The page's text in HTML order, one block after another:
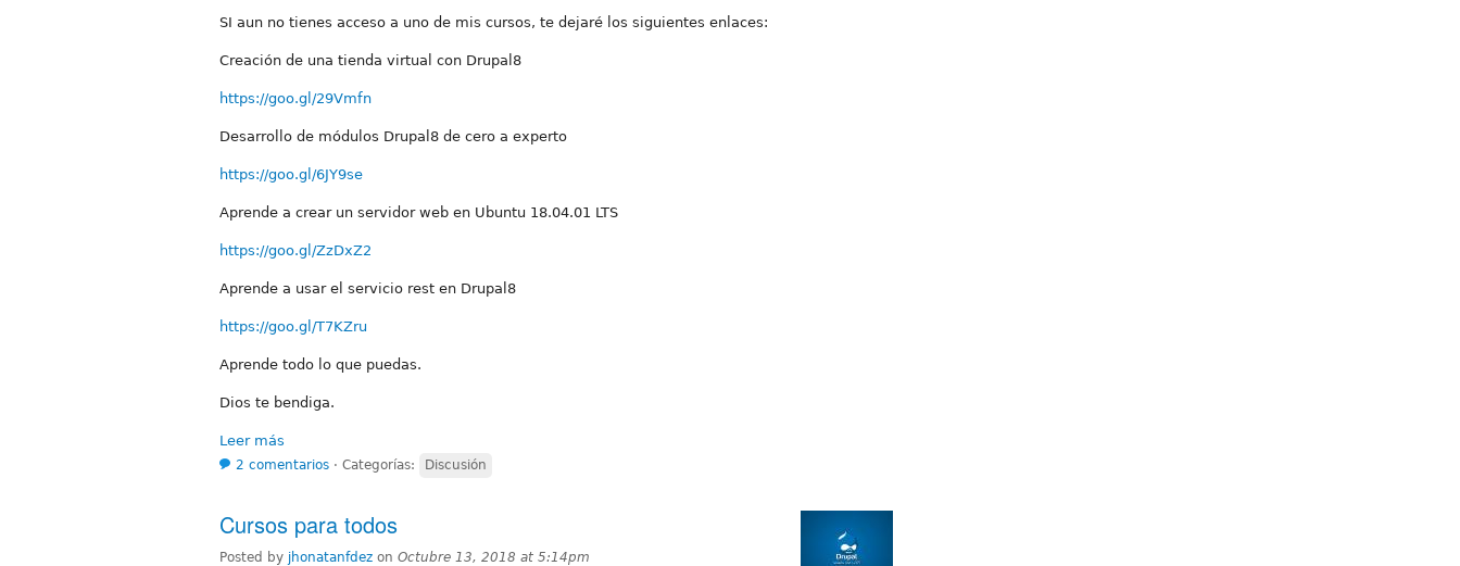
SI aun no tienes acceso a uno de mis cursos, te dejaré los siguientes enlaces:
Creación de una tienda virtual con Drupal8
https://goo.gl/29Vmfn
Desarrollo de módulos Drupal8 de cero a experto
https://goo.gl/6JY9se
Aprende a crear un servidor web en Ubuntu 18.04.01 LTS
https://goo.gl/ZzDxZ2
Aprende a usar el servicio rest en Drupal8
https://goo.gl/T7KZru
Aprende todo lo que puedas.
Dios te bendiga.
Leer más
2 comentarios ⋅ Categorías: Discusión
Cursos para todos
Posted by jhonatanfdez on Octubre 13, 2018 at 5:14pm